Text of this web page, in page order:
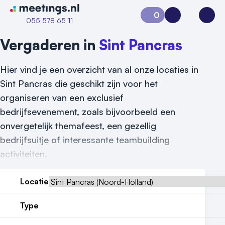
Naar home van Meetings
055 578 65 11
0
Aanvraag 0Inloggen
Vergaderen in Sint Pancras
Hier vind je een overzicht van al onze locaties in
Sint Pancras die geschikt zijn voor het
organiseren van een exclusief
bedrijfsevenement, zoals bijvoorbeeld een
onvergetelijk themafeest, een gezellig
bedrijfsuitje of interessante teambuilding
activiteiten.
Locatie
Type